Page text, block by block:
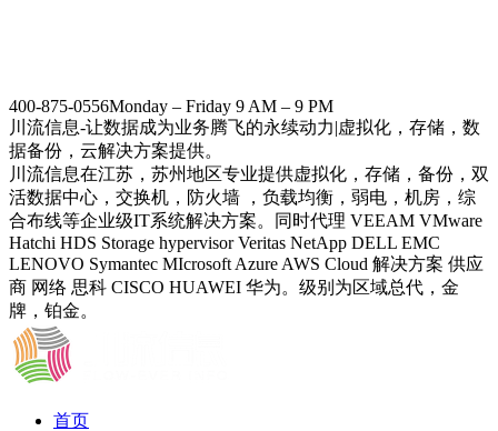
400-875-0556Monday – Friday 9 AM – 9 PM
川流信息-让数据成为业务腾飞的永续动力|虚拟化，存储，数
据备份，云解决方案提供。
川流信息在江苏，苏州地区专业提供虚拟化，存储，备份，双
活数据中心，交换机，防火墙 ，负载均衡，弱电，机房，综
合布线等企业级IT系统解决方案。同时代理 VEEAM VMware
Hatchi HDS Storage hypervisor Veritas NetApp DELL EMC
LENOVO Symantec MIcrosoft Azure AWS Cloud 解决方案 供应
商 网络 思科 CISCO HUAWEI 华为。级别为区域总代，金
牌，铂金。
首页